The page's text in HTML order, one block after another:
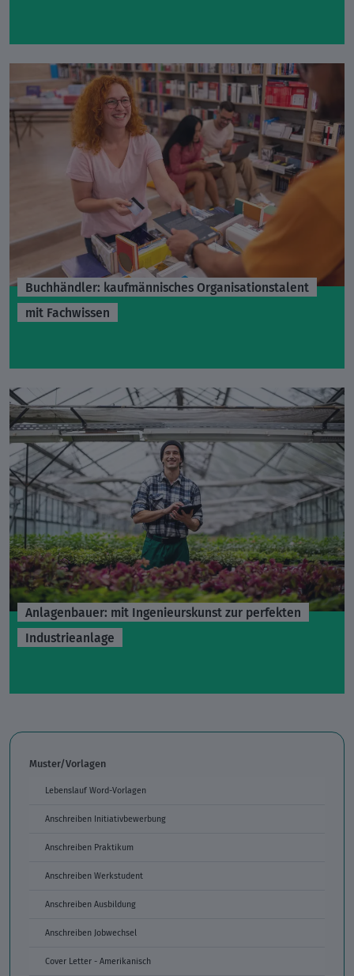
Buchhändler: kaufmännisches Organisationstalent
mit Fachwissen
Anlagenbauer: mit Ingenieurskunst zur perfekten
Industrieanlage
Muster/Vorlagen
Lebenslauf Word-Vorlagen
Anschreiben Initiativbewerbung
Anschreiben Praktikum
Anschreiben Werkstudent
Anschreiben Ausbildung
Anschreiben Jobwechsel
Cover Letter - Amerikanisch